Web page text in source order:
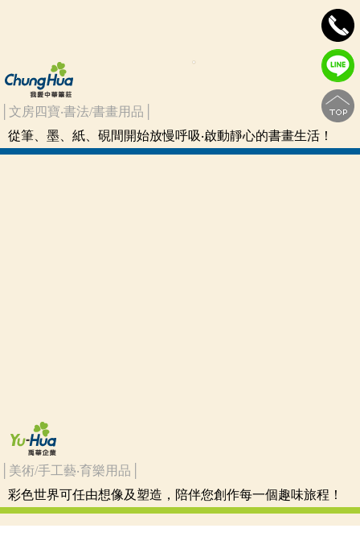
│文房四寶‧書法/書畫用品│
從筆、墨、紙、硯間開始放慢呼吸‧啟動靜心的書畫生活！
│美術/手工藝‧育樂用品│
彩色世界可任由想像及塑造，陪伴您創作每一個趣味旅程！